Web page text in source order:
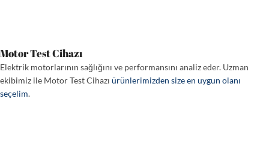
Motor Test Cihazı
Elektrik motorlarının sağlığını ve performansını analiz eder. Uzman
ekibimiz ile Motor Test Cihazı ürünlerimizden size en uygun olanı
seçelim.